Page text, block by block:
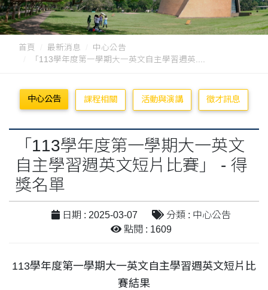
首頁 最新消息
中心公告
「113學年度第一學期大一英文自主學習週英....
中心公告 課程相關 活動與演講 徵才訊息
「113學年度第一學期大一英文
自主學習週英文短片比賽」 - 得
獎名單
日期 : 2025-03-07
分類 : 中心公告
點閱 : 1609
113學年度第一學期大一英文自主學習週英文短片比
賽結果